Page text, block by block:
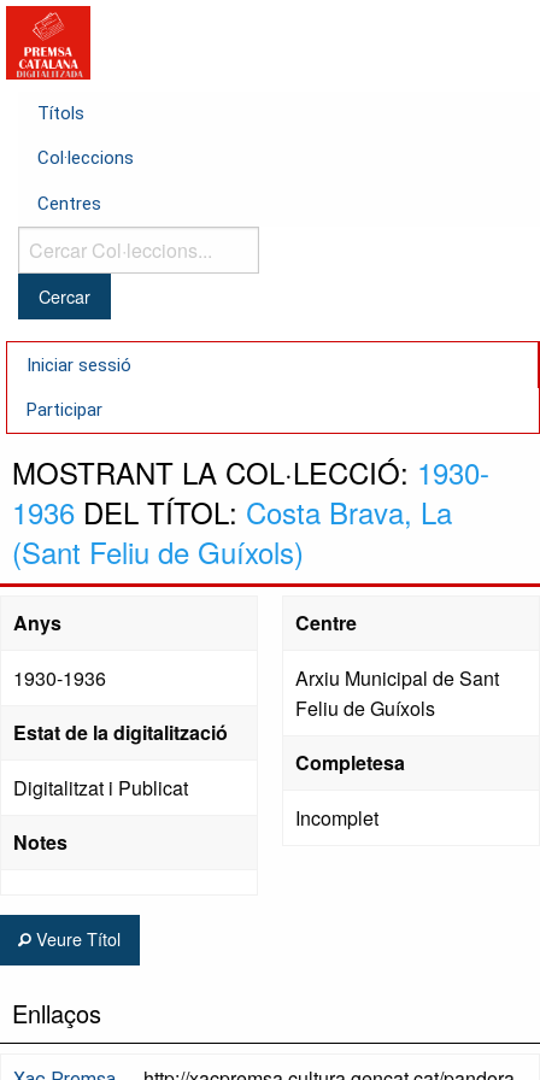
Títols
Col·leccions
Centres
Cercar
Col·leccions...
Iniciar sessió
Participar
MOSTRANT LA COL·LECCIÓ: 1930-
1936 DEL TÍTOL: Costa Brava, La
(Sant Feliu de Guíxols)
Anys
1930-1936
Estat de la digitalització
Digitalitzat i Publicat
Notes
Centre
Arxiu Municipal de Sant
Feliu de Guíxols
Completesa
Incomplet
Veure Títol
Enllaços